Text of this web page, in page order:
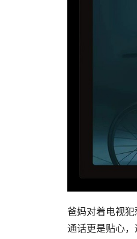
爸妈对着电视
通话更是贴心